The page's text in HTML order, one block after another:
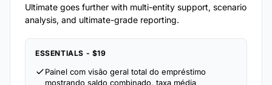
Ultimate goes further with multi-entity support, scenario
analysis, and ultimate-grade reporting.
ESSENTIALS - $19
Painel com visão geral total do empréstimo
mostrando saldo combinado, taxa média